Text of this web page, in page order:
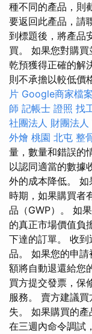
種不同的產品，則
要返回此產品，請
到標題後，將產品
買。 如果您對購
乾預獲得正確的解
則不承擔以較低價
片 Google商家檔案
師 記帳士 證照 找
社團法人 財團法人
外燴 桃園 北屯 整
量，數量和錯誤的
以認同適當的數據
外的成本降低。
時期，如果購買者
品（GWP）。 如
的真正市場價值負
下達的訂單。 收
品。 如果您的申
額將自動退還給您
買方提交發票，保
服務。 賣方建議
失。 如果購買的
在三週內命令調試